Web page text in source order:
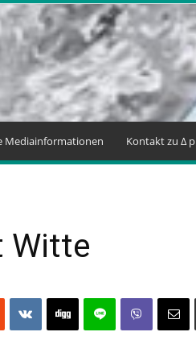
Mediainformationen Kontakt zu Δ p
Witte